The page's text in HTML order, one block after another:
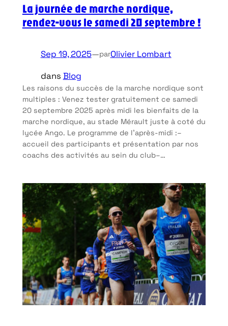
La journée de marche nordique,
rendez-vous le samedi 20 septembre !
Sep 19, 2025—parOlivier Lombart
dans Blog
Les raisons du succès de la marche nordique sont
multiples : Venez tester gratuitement ce samedi
20 septembre 2025 après midi les bienfaits de la
marche nordique, au stade Mérault juste à coté du
lycée Ango. Le programme de l’après-midi :–
accueil des participants et présentation par nos
coachs des activités au sein du club–…